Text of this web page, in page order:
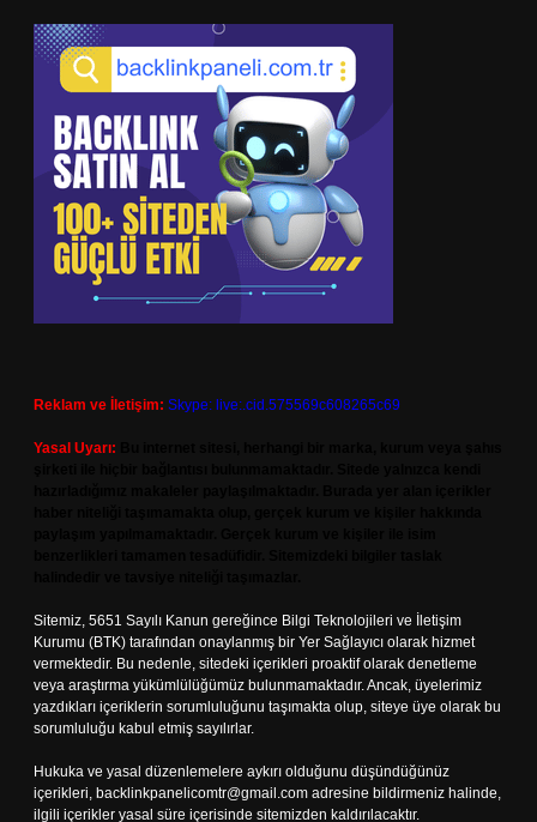
Reklam ve İletişim: Skype: live:.cid.575569c608265c69
Yasal Uyarı:
Sitemiz, 5651 Sayılı Kanun gereğince Bilgi Teknolojileri ve İletişim
Kurumu (BTK) tarafından onaylanmış bir Yer Sağlayıcı olarak hizmet
vermektedir. Bu nedenle, sitedeki içerikleri proaktif olarak denetleme
veya araştırma yükümlülüğümüz bulunmamaktadır. Ancak, üyelerimiz
yazdıkları içeriklerin sorumluluğunu taşımakta olup, siteye üye olarak bu
sorumluluğu kabul etmiş sayılırlar.
Hukuka ve yasal düzenlemelere aykırı olduğunu düşündüğünüz
içerikleri, backlinkpanelicomtr@gmail.com adresine bildirmeniz halinde,
ilgili içerikler yasal süre içerisinde sitemizden kaldırılacaktır.